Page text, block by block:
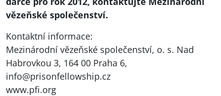
vězeňské společenství.
Kontaktní informace:
Mezinárodní vězeňské společenství, o. s. Nad
Habrovkou 3, 164 00 Praha 6,
info@prisonfellowship.cz
www.pfi.org